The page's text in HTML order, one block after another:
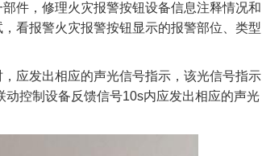
，修理火灾报警按钮设备信息注释情况和
看报警火灾报警按钮显示的报警部位、类型
发出相应的声光信号指示，该光信号指示
控制设备反馈信号10s内应发出相应的声光